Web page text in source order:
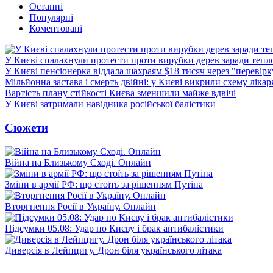
Останні
Популярні
Коментовані
У Києві спалахнули протести проти вирубки дерев заради
У Києві пенсіонерка віддала шахраям $18 тисяч через
Мільйонна застава і смерть двійні: у Києві викрили схему
Вартість плану стійкості Києва зменшили майже вдвічі
У Києві затримали навідника російської балістики
Сюжети
Війна на Близькому Сході. Онлайн
Зміни в армії РФ: що стоїть за рішенням Путіна
Вторгнення Росії в Україну. Онлайн
Підсумки 05.08: Удар по Києву і брак антибалістики
Диверсія в Лейпцигу. Дрон біля українського літака